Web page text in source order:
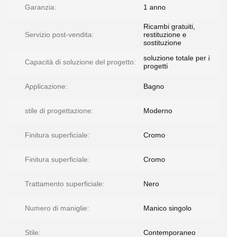
Garanzia: 1 anno
Servizio post-vendita:
Ricambi gratuiti,
restituzione e
sostituzione
Capacità di soluzione del progetto:
soluzione totale per i
progetti
Applicazione: Bagno
stile di progettazione: Moderno
Finitura superficiale: Cromo
Finitura superficiale: Cromo
Trattamento superficiale: Nero
Numero di maniglie: Manico singolo
Stile: Contemporaneo